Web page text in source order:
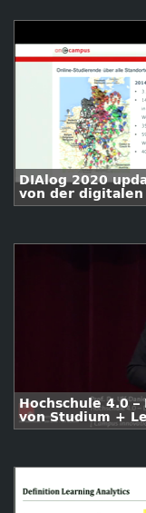
DIAlog 2020
von der
digitalen
Hochschule 4.0
von Studium +